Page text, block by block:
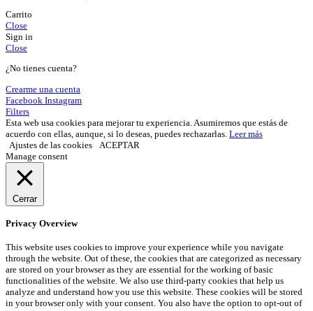
Carrito
Close
Sign in
Close
¿No tienes cuenta?
Crearme una cuenta
Facebook Instagram
Filters
Esta web usa cookies para mejorar tu experiencia. Asumiremos que estás de
acuerdo con ellas, aunque, si lo deseas, puedes rechazarlas. Leer más
Ajustes de las cookies
ACEPTAR
Manage consent
Cerrar
Privacy Overview
This website uses cookies to improve your experience while you navigate
through the website. Out of these, the cookies that are categorized as necessary
are stored on your browser as they are essential for the working of basic
functionalities of the website. We also use third-party cookies that help us
analyze and understand how you use this website. These cookies will be stored
in your browser only with your consent. You also have the option to opt-out of